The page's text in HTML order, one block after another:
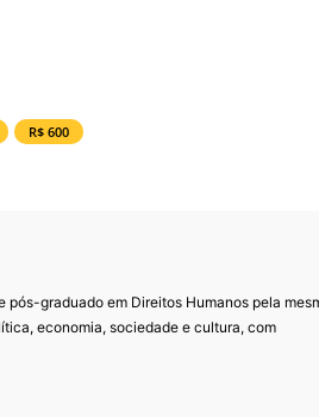
R$ 600
graduado em Direitos Humanos pela
economia, sociedade e cultura, com